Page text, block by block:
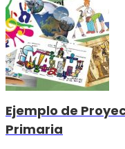
Ejemplo de
Primaria